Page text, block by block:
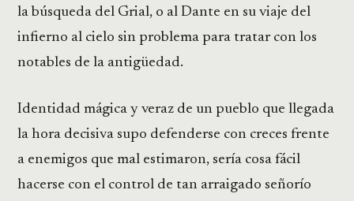
la búsqueda del Grial, o al Dante en su viaje del
infierno al cielo sin problema para tratar con los
notables de la antigüedad.
Identidad mágica y veraz de un pueblo que llegada
la hora decisiva supo defenderse con creces frente
a enemigos que mal estimaron, sería cosa fácil
hacerse con el control de tan arraigado señorío